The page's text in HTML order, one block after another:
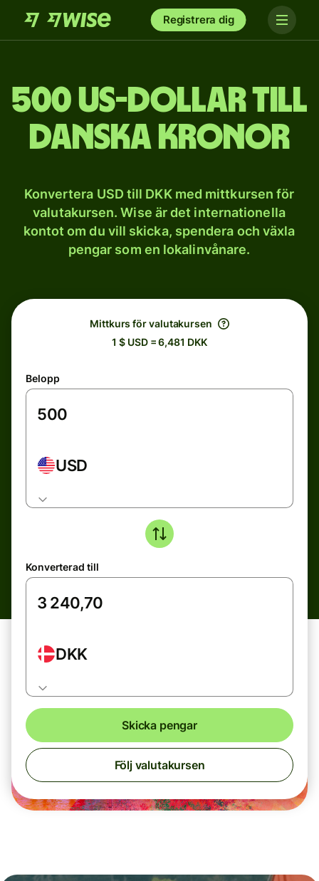
Registrera dig
500 US-dollar till
danska kronor
Konvertera USD till DKK med mittkursen för
valutakursen. Wise är det internationella
kontot om du vill skicka, spendera och växla
pengar som en lokalinvånare.
Mittkurs för valutakursen
1 $ USD = 6,481 DKK
Belopp
USD
Konverterad till
DKK
Skicka pengar
Följ valutakursen